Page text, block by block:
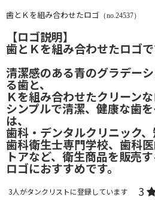
歯とＫを組み合わせたロゴ （no.24537）
【ロゴ説明】
歯とＫを組み合わせたロゴで
清潔感のある青のグラデー
る歯と、
Ｋを組み合わせたクリーンな
シンプルで清潔、健康な歯
は、
歯科・デンタルクリニック、
歯科衛生士専門学校、歯科
トアなど、衛生商品を販売
ロゴにおすすめです。
3人がタンクリストに登録しています 3